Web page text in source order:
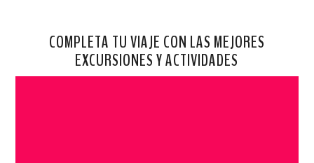
COMPLETA TU VIAJE CON LAS MEJORES
EXCURSIONES Y ACTIVIDADES